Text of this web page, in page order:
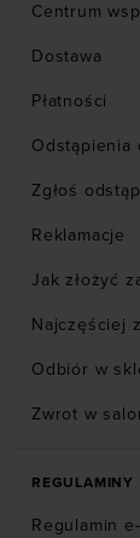
Centrum
Dostawa
Płatności
Odstąpienia
Zgłoś
Reklamacje
Jak złożyć
Najczęściej
Odbiór w
Zwrot w
REGULAMINY
Regulamin